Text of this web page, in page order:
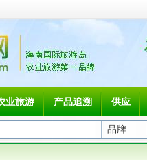
业旅游 产品追溯 供应